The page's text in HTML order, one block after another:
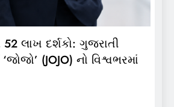
દ્વારા ગ્રાહકો માટે ‘ભારતગેસ
ઝીપ’ 10 કિલો કંપોઝિટ સિલિન્ડરનું
2, 2025